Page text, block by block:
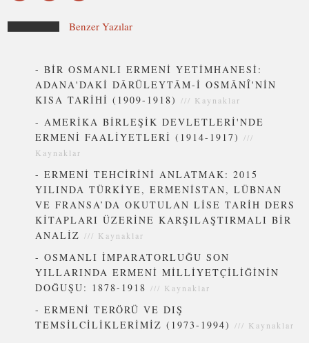
Benzer Yazılar
-BİR OSMANLI ERMENİ YETİMHANESİ:
ADANA'DAKİ DÂRÜLEYTÂM-İ OSMÂNÎ'NİN
KISA TARİHİ (1909-1918) /// Kaynaklar
-AMERİKA BİRLEŞİK DEVLETLERİ'NDE
ERMENİ FAALİYETLERİ (1914-1917)///
Kaynaklar
-ERMENİ TEHCİRİNİ ANLATMAK: 2015
YILINDA TÜRKİYE, ERMENİSTAN, LÜBNAN
VE FRANSA’DA OKUTULAN LİSE TARİH DERS
KİTAPLARI ÜZERİNE KARŞILAŞTIRMALI BİR
ANALİZ/// Kaynaklar
-OSMANLI İMPARATORLUĞU SON
YILLARINDA ERMENİ MİLLİYETÇİLİĞİNİN
DOĞUŞU: 1878-1918 /// Kaynaklar
-ERMENİ TERÖRÜ VE DIŞ
TEMSİLCİLİKLERİMİZ (1973-1994)/// Kaynaklar